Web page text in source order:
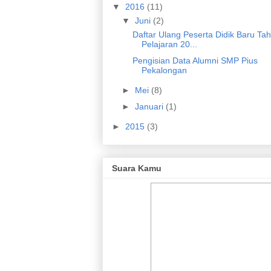
▼ 2016 (11)
▼Juni (2)
Daftar Ulang Peserta Didik Baru
Pelajaran 20...
Pengisian Data Alumni SMP Pius
Pekalongan
► Mei (8)
►Januari (1)
► 2015 (3)
Suara Kamu